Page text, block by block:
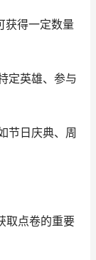
获得一定数量
定英雄、参与
节日庆典、周
取点卷的重要